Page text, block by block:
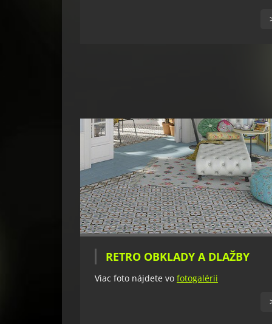
RETRO OBKLADY A DLAŽBY
Viac foto nájdete vo fotogalérii